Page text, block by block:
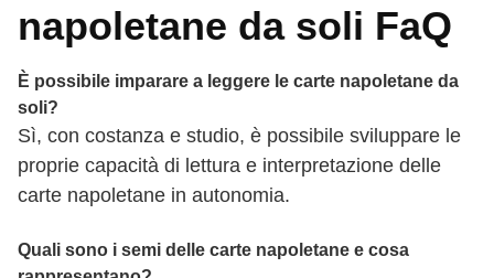
napoletane da soli FaQ
È possibile imparare a leggere le carte napoletane da
soli?
Sì, con costanza e studio, è possibile sviluppare le
proprie capacità di lettura e interpretazione delle
carte napoletane in autonomia.
Quali sono i semi delle carte napoletane e cosa